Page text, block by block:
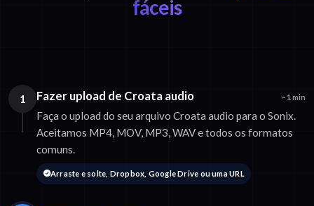
fáceis
1 Fazer upload de Croata audio ~1 min
Faça o upload do seu arquivo Croata audio para o Sonix.
Aceitamos MP4, MOV, MP3, WAV e todos os formatos
comuns.
Arraste e solte, Dropbox, Google Drive ou uma URL